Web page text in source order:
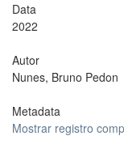
Data
2022
Autor
Nunes, Bruno Pedon
Metadata
Mostrar registro